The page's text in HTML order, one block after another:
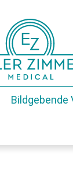
Bildgebende